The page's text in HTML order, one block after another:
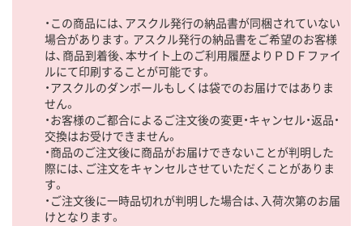
・この商品には、アスクル発行の納品書が同梱されていない
場合があります。アスクル発行の納品書をご希望のお客様
は、商品到着後、本サイト上のご利用履歴よりＰＤＦファイ
ルにて印刷することが可能です。
・アスクルのダンボールもしくは袋でのお届けではありま
せん。
・お客様のご都合によるご注文後の変更・キャンセル・返品・
交換はお受けできません。
・商品のご注文後に商品がお届けできないことが判明した
際には、ご注文をキャンセルさせていただくことがありま
す。
・ご注文後に一時品切れが判明した場合は、入荷次第のお届
けとなります。